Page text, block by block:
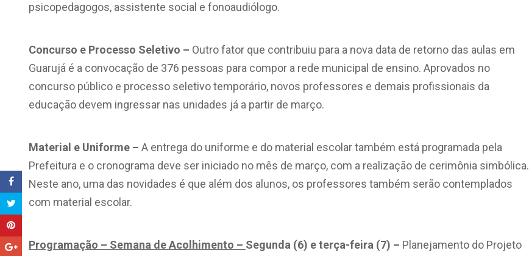
psicopedagogos, assistente social e fonoaudiólogo.
Concurso e Processo Seletivo – Outro fator que contribuiu para a nova data de retorno das aulas em
Guarujá é a convocação de 376 pessoas para compor a rede municipal de ensino. Aprovados no
concurso público e processo seletivo temporário, novos professores e demais profissionais da
educação devem ingressar nas unidades já a partir de março.
Material e Uniforme – A entrega do uniforme e do material escolar também está programada pela
Prefeitura e o cronograma deve ser iniciado no mês de março, com a realização de cerimônia simbólica.
Neste ano, uma das novidades é que além dos alunos, os professores também serão contemplados
com material escolar.
Programação – Semana de Acolhimento – Segunda (6) e terça-feira (7) – Planejamento do Projeto